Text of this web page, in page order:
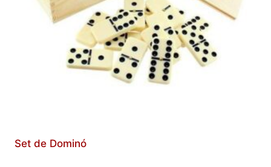
Set de Dominó